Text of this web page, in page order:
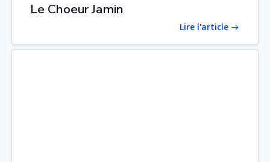
Le Choeur Jamin
Lire l'article